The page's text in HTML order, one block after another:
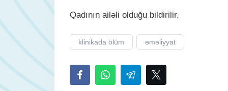
Qadının ailəli olduğu bildirilir.
klinikada ölüm əməliyyat